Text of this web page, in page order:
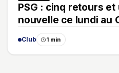
PSG : cinq retours
nouvelle ce lundi au
Club 1 min